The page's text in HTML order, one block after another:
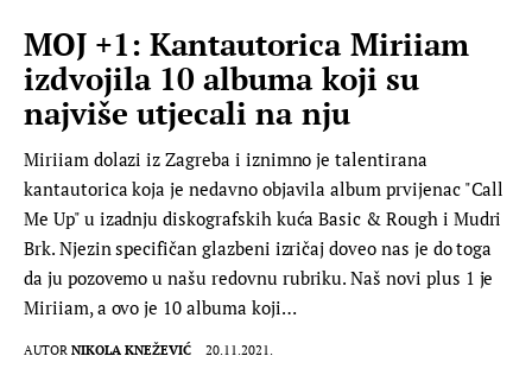
MOJ +1: Kantautorica Miriiam
izdvojila 10 albuma koji su
najviše utjecali na nju
Miriiam dolazi iz Zagreba i iznimno je talentirana
kantautorica koja je nedavno objavila album prvijenac "Call
Me Up" u izadnju diskografskih kuća Basic & Rough i Mudri
Brk. Njezin specifičan glazbeni izričaj doveo nas je do toga
da ju pozovemo u našu redovnu rubriku. Naš novi plus 1 je
Miriiam, a ovo je 10 albuma koji…
AUTOR NIKOLA KNEŽEVIĆ 20.11.2021.